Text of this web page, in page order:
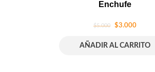
Enchufe
$5.000 $3.000
AÑADIR AL CARRITO